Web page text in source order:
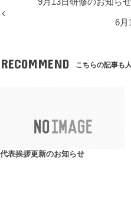
6月
RECOMMEND こちらの記事も
代表挨拶更新のお知らせ